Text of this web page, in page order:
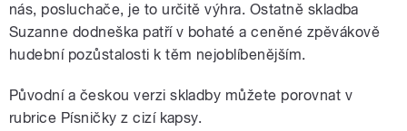
nás, posluchače, je to určitě výhra. Ostatně skladba
Suzanne dodneška patří v bohaté a ceněné zpěvákově
hudební pozůstalosti k těm nejoblíbenějším.
Původní a českou verzi skladby můžete porovnat v
rubrice Písničky z cizí kapsy.